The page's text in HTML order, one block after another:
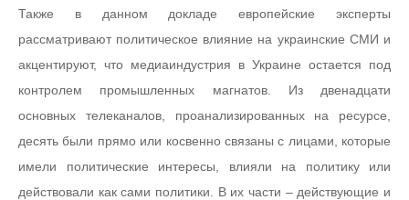
Также в данном докладе европейские эксперты
рассматривают политическое влияние на украинские СМИ и
акцентируют, что медиаиндустрия в Украине остается под
контролем промышленных магнатов. Из двенадцати
основных телеканалов, проанализированных на ресурсе,
десять были прямо или косвенно связаны с лицами, которые
имели политические интересы, влияли на политику или
действовали как сами политики. В их части – действующие и